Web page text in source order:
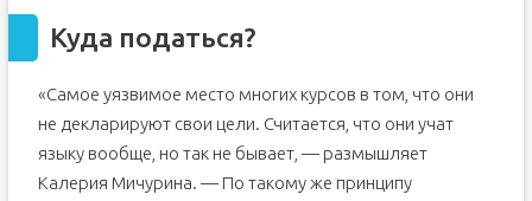
Куда податься?
«Самое уязвимое место многих курсов в том, что они
не декларируют свои цели. Считается, что они учат
языку вообще, но так не бывает, — размышляет
Калерия Мичурина. — По такому же принципу